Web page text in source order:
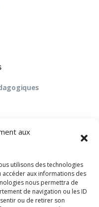
aux
utilisons des technologies
aux informations des
nous permettra de
de navigation ou les ID
ou de retirer son